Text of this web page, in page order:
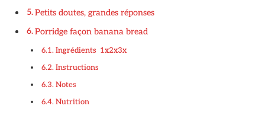
Petits doutes, grandes réponses
Porridge façon banana bread
Ingrédients 1x2x3x
Instructions
Notes
Nutrition